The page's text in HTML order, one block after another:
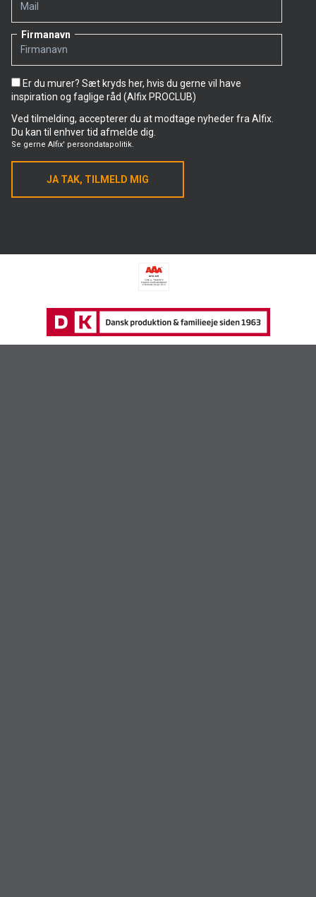
Firmanavn
Er du murer? Sæt kryds her, hvis du gerne vil have
inspiration og faglige råd (Alfix PROCLUB)
Ved tilmelding, accepterer du at modtage nyheder fra Alfix.
Du kan til enhver tid afmelde dig.
Se gerne Alfix' persondatapolitik.
JA TAK, TILMELD MIG